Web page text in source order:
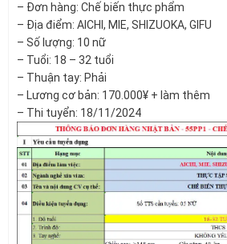
– Đơn hàng: Chế biến thực phẩm
– Địa điểm: AICHI, MIE, SHIZUOKA, GIFU
– Số lượng: 10 nữ
– Tuổi: 18 – 32 tuổi
– Thuận tay: Phải
– Lương cơ bản: 170.000¥ + làm thêm
– Thi tuyển: 18/11/2024